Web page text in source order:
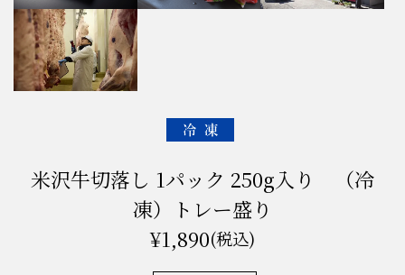
米沢牛切落し 1パック 250g入り （冷
凍）トレー盛り
¥1,890(税込)